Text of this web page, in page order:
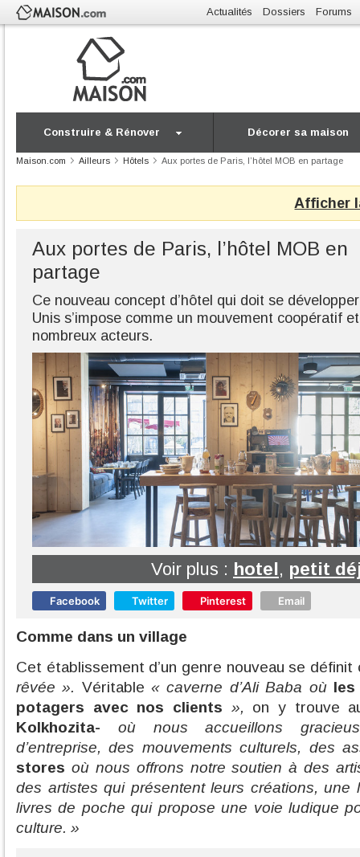
Actualités Dossiers Forums
Construire & Rénover Décorer sa maison
Maison.com Ailleurs Hôtels Aux portes de Paris, l’hôtel MOB en partage
Afficher
Aux portes de Paris, l’hôtel MOB en
partage
Ce nouveau concept d’hôtel qui doit se
Unis s’impose comme un mouvement coopératif
nombreux acteurs.
Voir plus : hotel, petit
Facebook Twitter Pinterest Email
Comme dans un village
Cet établissement d’un genre nouveau se
rêvée ». Véritable« caverne d’Ali Baba où
potagers avec nos clients », on y trouve
Kolkhozita- où nous accueillons
d’entreprise, des mouvements culturels, des
stores où nous offrons notre soutien à des
des artistes qui présentent leurs créations, une
livres de poche qui propose une voie ludique
culture. »